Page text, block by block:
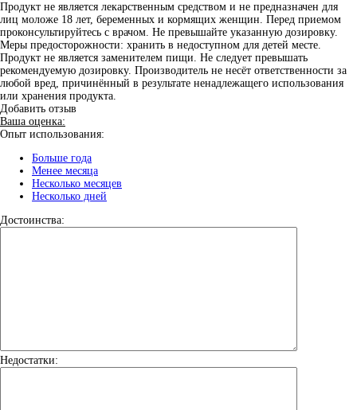
Продукт не является лекарственным средством и не предназначен для
лиц моложе 18 лет, беременных и кормящих женщин. Перед приемом
проконсультируйтесь с врачом. Не превышайте указанную дозировку.
Меры предосторожности: хранить в недоступном для детей месте.
Продукт не является заменителем пищи. Не следует превышать
рекомендуемую дозировку. Производитель не несёт ответственности за
любой вред, причинённый в результате ненадлежащего использования
или хранения продукта.
Добавить отзыв
Ваша оценка:
Опыт использования:
Больше года
Менее месяца
Несколько месяцев
Несколько дней
Достоинства:
Недостатки: